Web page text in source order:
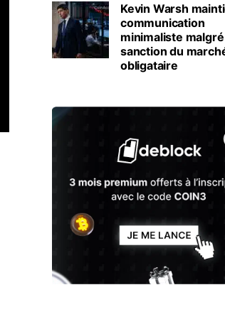
Kevin Warsh
communication
minimaliste
sanction du
obligataire